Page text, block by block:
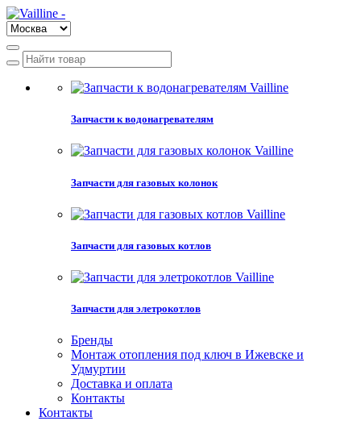
Запчасти к водонагревателям
Запчасти для газовых колонок
Запчасти для газовых котлов
Запчасти для элетрокотлов
Бренды
Монтаж отопления под ключ в Ижевске и
Удмуртии
Доставка и оплата
Контакты
Контакты